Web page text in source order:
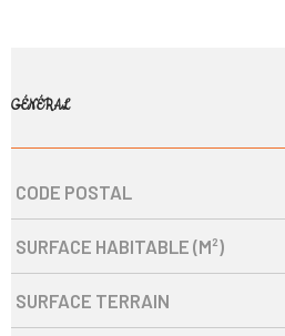
GÉNÉRAL
Caractérisque
CODE POSTAL
SURFACE HABITABLE (M²)
SURFACE TERRAIN